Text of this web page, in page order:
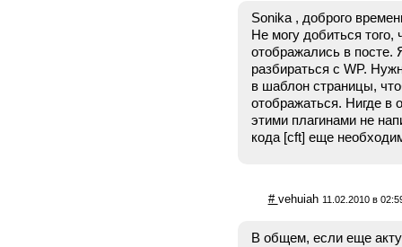
Sonika , доброго
Не могу добиться
отображались в посте.
разбираться с WP.
в шаблон страницы,
отображаться. Нигде в
этими плагинами не
кода [cft] еще
# vehuiah 11.02.2010 в
В общем, если еще